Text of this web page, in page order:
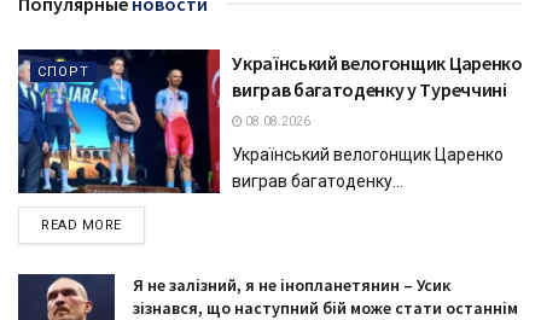
СПОРТ
Український велогонщик Царенко
виграв багатоденку у Туреччині
08.08.2026
Український велогонщик Царенко
виграв багатоденку...
READ MOREDETAILS
Я не залізний, я не інопланетянин – Усик
зізнався, що наступний бій може стати останнім